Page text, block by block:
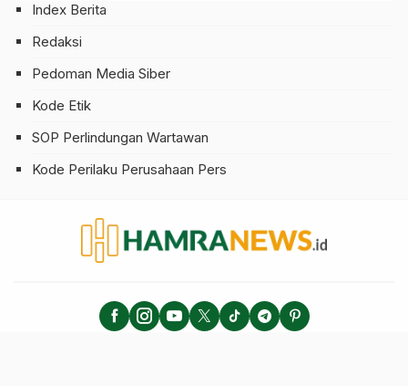
Index Berita
Redaksi
Pedoman Media Siber
Kode Etik
SOP Perlindungan Wartawan
Kode Perilaku Perusahaan Pers